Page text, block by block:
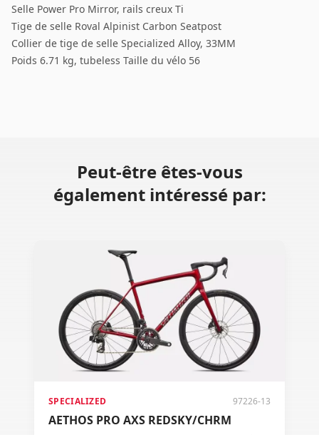
Selle Power Pro Mirror, rails creux Ti
Tige de selle Roval Alpinist Carbon Seatpost
Collier de tige de selle Specialized Alloy, 33MM
Poids 6.71 kg, tubeless Taille du vélo 56
Peut-être êtes-vous
également intéressé par:
SPECIALIZED 97226-13
AETHOS PRO AXS REDSKY/CHRM